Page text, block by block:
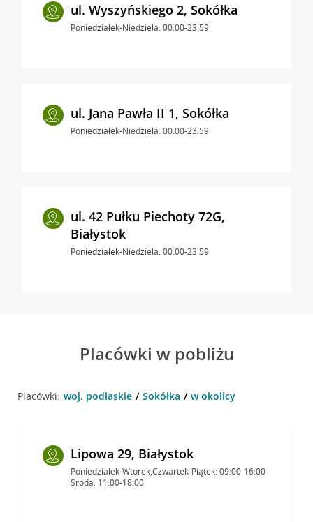
ul. Wyszyńskiego 2, Sokółka
Poniedziałek-Niedziela: 00:00-23:59
ul. Jana Pawła II 1, Sokółka
Poniedziałek-Niedziela: 00:00-23:59
ul. 42 Pułku Piechoty 72G,
Białystok
Poniedziałek-Niedziela: 00:00-23:59
Placówki w pobliżu
Placówki: woj. podlaskie Sokółka w okolicy
Lipowa 29, Białystok
Poniedziałek-Wtorek,Czwartek-Piątek: 09:00-16:00
Środa: 11:00-18:00